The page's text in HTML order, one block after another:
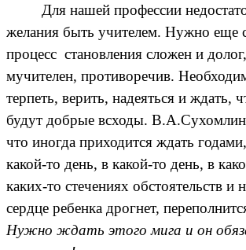
Для нашей профессии
желания быть учителем. Нужно еще
процесс становления сложен и
мучителен, противоречив.
терпеть, верить, надеяться и ждать,
будут добрые всходы.
что иногда приходится ждать
какой-то день, в какой-то день, в
каких-то стечениях обстоятельств и
сердце ребенка дрогнет,
Нужно ждать этого мига и он